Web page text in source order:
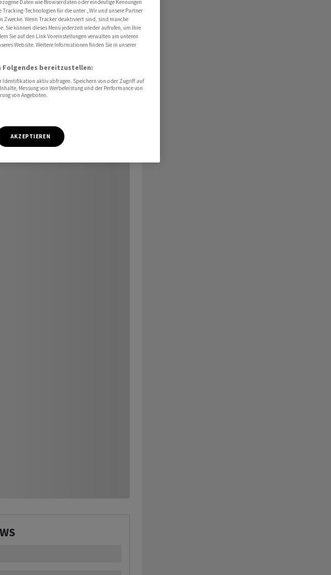
Daten wie Browserdaten oder eindeutige Kennungen
Technologien für die unter „Wir und unsere Partner
Zwecke. Wenn Tracker deaktiviert sind, sind manche
Sie können dieses Menü jederzeit wieder aufrufen, um Ihre
Sie auf den Link Voreinstellungen verwalten am unteren
Website. Weitere Informationen finden Sie in unserer
Folgendes bereitzustellen:
Identifikation aktiv abfragen. Speichern von oder Zugriff auf
Messung von Werbeleistung und der Performance von
von Angeboten.
AKZEPTIEREN